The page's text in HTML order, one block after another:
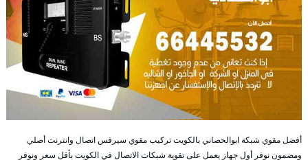
أفضل مقوي شبكة ابوالحصاني بالكويت تركيب مقوي سيرفس اتصال وانترنت أصلي
ومضمون نوفر أول جهاز يعمل على تقوية شبكات الاتصال في الكويت بأقل سعر ونوفر